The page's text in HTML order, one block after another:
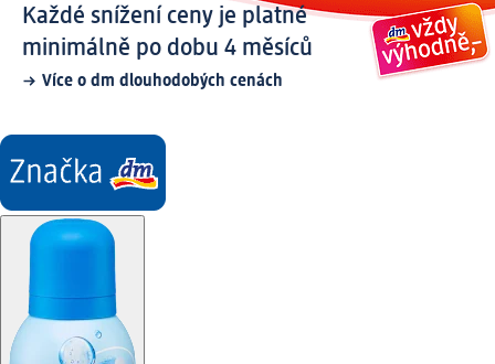
Každé snížení ceny je platné
minimálně po dobu 4 měsíců
Více o dm dlouhodobých cenách